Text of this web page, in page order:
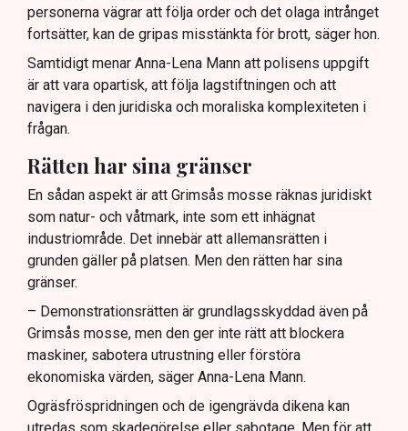
personerna vägrar att följa order och det olaga intrånget
fortsätter, kan de gripas misstänkta för brott, säger hon.
Samtidigt menar Anna-Lena Mann att polisens uppgift
är att vara opartisk, att följa lagstiftningen och att
navigera i den juridiska och moraliska komplexiteten i
frågan.
Rätten har sina gränser
En sådan aspekt är att Grimsås mosse räknas juridiskt
som natur- och våtmark, inte som ett inhägnat
industriområde. Det innebär att allemansrätten i
grunden gäller på platsen. Men den rätten har sina
gränser.
– Demonstrationsrätten är grundlagsskyddad även på
Grimsås mosse, men den ger inte rätt att blockera
maskiner, sabotera utrustning eller förstöra
ekonomiska värden, säger Anna-Lena Mann.
Ogräsfröspridningen och de igengrävda dikena kan